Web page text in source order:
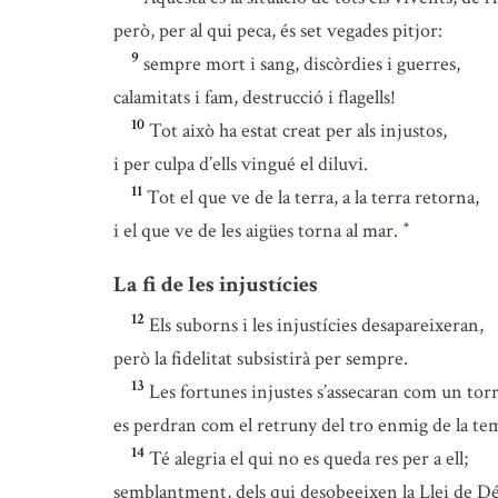
però, per al qui peca, és set vegades pitjor:
9 sempre mort i sang, discòrdies i guerres,
calamitats i fam, destrucció i flagells!
10 Tot això ha estat creat per als injustos,
i per culpa d’ells vingué el diluvi.
11 Tot el que ve de la terra, a la terra retorna,
i el que ve de les aigües torna al mar. *
La fi de les injustícies
12 Els suborns i les injustícies desapareixeran,
però la fidelitat subsistirà per sempre.
13 Les fortunes injustes s’assecaran com un
es perdran com el retruny del tro enmig de la
14 Té alegria el qui no es queda res per a ell;
semblantment, dels qui desobeeixen la Llei de